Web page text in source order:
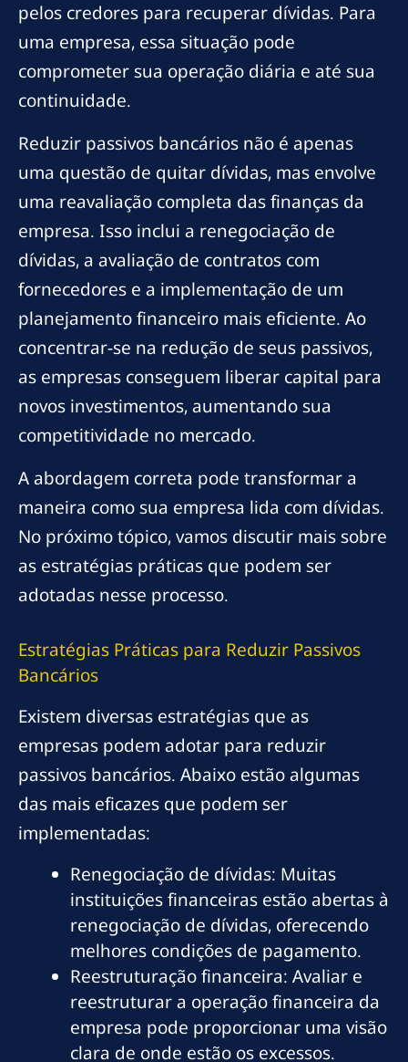
pelos credores para recuperar dívidas. Para
uma empresa, essa situação pode
comprometer sua operação diária e até sua
continuidade.
Reduzir passivos bancários não é apenas
uma questão de quitar dívidas, mas envolve
uma reavaliação completa das finanças da
empresa. Isso inclui a renegociação de
dívidas, a avaliação de contratos com
fornecedores e a implementação de um
planejamento financeiro mais eficiente. Ao
concentrar-se na redução de seus passivos,
as empresas conseguem liberar capital para
novos investimentos, aumentando sua
competitividade no mercado.
A abordagem correta pode transformar a
maneira como sua empresa lida com dívidas.
No próximo tópico, vamos discutir mais sobre
as estratégias práticas que podem ser
adotadas nesse processo.
Estratégias Práticas para Reduzir Passivos
Bancários
Existem diversas estratégias que as
empresas podem adotar para reduzir
passivos bancários. Abaixo estão algumas
das mais eficazes que podem ser
implementadas:
Renegociação de dívidas: Muitas
instituições financeiras estão abertas à
renegociação de dívidas, oferecendo
melhores condições de pagamento.
Reestruturação financeira: Avaliar e
reestruturar a operação financeira da
empresa pode proporcionar uma visão
clara de onde estão os excessos.